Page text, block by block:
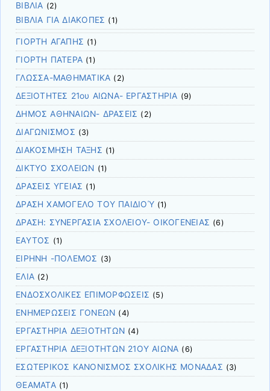
ΒΙΒΛΙΑ (2)
ΒΙΒΛΙΑ ΓΙΑ ΔΙΑΚΟΠΕΣ (1)
ΓΙΟΡΤΗ ΑΓΑΠΗΣ (1)
ΓΙΟΡΤΗ ΠΑΤΕΡΑ (1)
ΓΛΩΣΣΑ-ΜΑΘΗΜΑΤΙΚΑ (2)
ΔΕΞΙΟΤΗΤΕΣ 21ου ΑΙΩΝΑ- ΕΡΓΑΣΤΗΡΙΑ (9)
ΔΗΜΟΣ ΑΘΗΝΑΙΩΝ- ΔΡΑΣΕΙΣ (2)
ΔΙΑΓΩΝΙΣΜΟΣ (3)
ΔΙΑΚΟΣΜΗΣΗ ΤΑΞΗΣ (1)
ΔΙΚΤΥΟ ΣΧΟΛΕΙΩΝ (1)
ΔΡΑΣΕΙΣ ΥΓΕΙΑΣ (1)
ΔΡΑΣΗ ΧΑΜΟΓΕΛΟ ΤΟΥ ΠΑΙΔΙΟΎ(1)
ΔΡΑΣΗ: ΣΥΝΕΡΓΑΣΙΑ ΣΧΟΛΕΙΟΥ- ΟΙΚΟΓΕΝΕΙΑΣ (6)
ΕΑΥΤΟΣ (1)
ΕΙΡΗΝΗ -ΠΟΛΕΜΟΣ (3)
ΕΛΙΑ (2)
ΕΝΔΟΣΧΟΛΙΚΕΣ ΕΠΙΜΟΡΦΩΣΕΙΣ (5)
ΕΝΗΜΕΡΩΣΕΙΣ ΓΟΝΕΩΝ (4)
ΕΡΓΑΣΤΗΡΙΑ ΔΕΞΙΟΤΗΤΩΝ (4)
ΕΡΓΑΣΤΗΡΙΑ ΔΕΞΙΟΤΗΤΩΝ 21ΟΥ ΑΙΩΝΑ (6)
ΕΣΩΤΕΡΙΚΟΣ ΚΑΝΟΝΙΣΜΟΣ ΣΧΟΛΙΚΗΣ ΜΟΝΑΔΑΣ (3)
ΘΕΑΜΑΤΑ(1)